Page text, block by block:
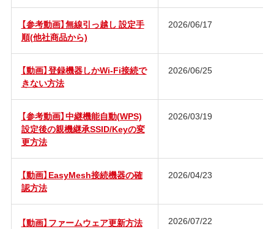
【参考動画】無線引っ越し 設定手
順(他社商品から)
2026/06/17
【動画】登録機器しかWi-Fi接続で
きない方法
2026/06/25
【参考動画】中継機能自動(WPS)
設定後の親機継承SSID/Keyの変
更方法
2026/03/19
【動画】EasyMesh接続機器の確
認方法
2026/04/23
【動画】ファームウェア更新方法 2026/07/22